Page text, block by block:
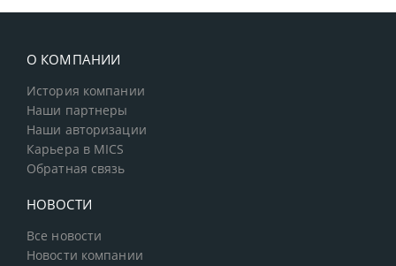
О КОМПАНИИ
История компании
Наши партнеры
Наши авторизации
Карьера в MICS
Обратная связь
НОВОСТИ
Все новости
Новости компании